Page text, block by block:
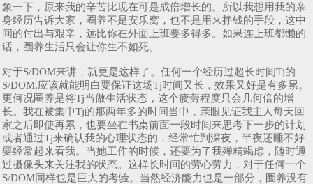
象一下，原来我的辛苦比现在可是成倍增长的。所以我想用我的亲
身经历告诉大家，圈养不是安乐窝，也不是用来挣钱的手段，这中
间的付出与艰辛，远比你在外面上班要多得多。如果连上班都懒的
话，圈养生活只会让你生不如死。
对于S/DOM来讲，就更是这样了。任何一个经历过超长时间Tj的
S/DOM,应该就能明白要保证这场Tj时间又长，效果又好是有多累。
更何况圈养是将Tj当做生活状态，这个疲劳程度只会几何倍的增
长。我在被集中Tj的那两年多的时间当中，亲眼见证我主人每天回
家之后即使再累，也要坐在书桌前面一段时间来思考下一步的计划
或者通过Tj来确认我的心理状态的，经常忙到深夜，半夜还睡不好
要经常起来看我。当她工作的时候，还要为了我殚精竭虑，随时通
过摄像头来关注我的状态。这样长时间的劳心劳力，对于任何一个
S/DOM同样也是巨大的考验。当然经济能力也是一部分，圈养没有